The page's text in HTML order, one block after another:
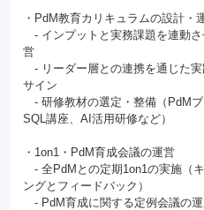
・PdM教育カリキュラムの設計・
- インプットと実務課題を連動
営
- リーダー層との連携を通じた
サイン
- 研修教材の選定・整備（PdMブ
SQL講座、AI活用研修など）
・1on1・PdM育成会議の運営
- 全PdMとの定期1on1の実施（
ングとフィードバック）
- PdM育成に関する定例会議の